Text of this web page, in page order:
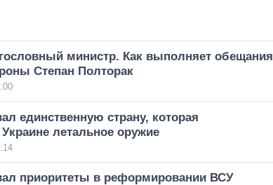
министр. Как выполняет обещания
Степан Полторак
единственную страну, которая
летальное оружие
приоритеты в реформировании ВСУ